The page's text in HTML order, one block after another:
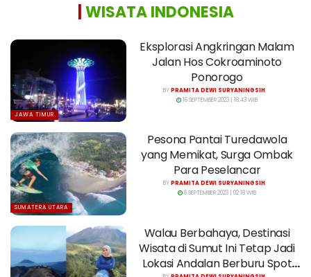
WISATA INDONESIA
JAWA TIMUR
Eksplorasi Angkringan Malam
Jalan Hos Cokroaminoto
Ponorogo
BYPRAMITA DEWI SURYANINGSIH
16 SEPTEMBER 2023 | 18:43 WIB
SUMATERA UTARA
Pesona Pantai Turedawola
yang Memikat, Surga Ombak
Para Peselancar
BYPRAMITA DEWI SURYANINGSIH
8 SEPTEMBER 2023 | 02:18 WIB
Walau Berbahaya, Destinasi
Wisata di Sumut Ini Tetap Jadi
Lokasi Andalan Berburu Spot